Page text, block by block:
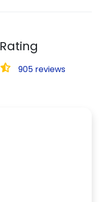
Rating
905 reviews